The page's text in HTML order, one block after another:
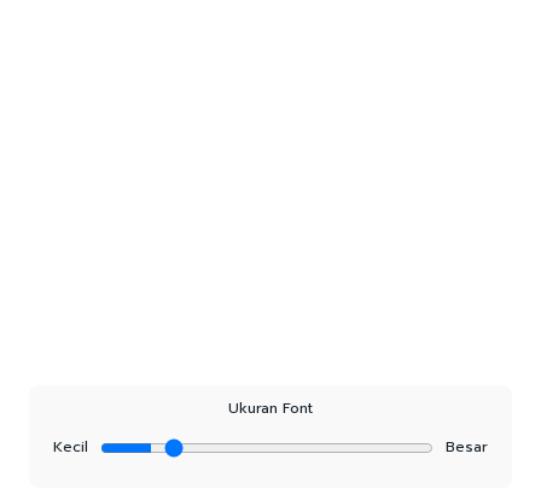
Ukuran Font
Kecil
Besar